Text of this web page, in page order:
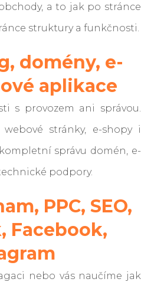
a to jak po stránce
struktury a funkčnosti.
domény, e-
aplikace
s provozem ani správou.
stránky, e-shopy i
správu domén, e-
podpory.
PPC, SEO,
Facebook,
nebo vás naučíme jak